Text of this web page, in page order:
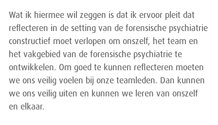
Wat ik hiermee wil zeggen is dat ik ervoor pleit dat
reflecteren in de setting van de forensische psychiatrie
constructief moet verlopen om onszelf, het team en
het vakgebied van de forensische psychiatrie te
ontwikkelen. Om goed te kunnen reflecteren moeten
we ons veilig voelen bij onze teamleden. Dan kunnen
we ons veilig uiten en kunnen we leren van onszelf
en elkaar.